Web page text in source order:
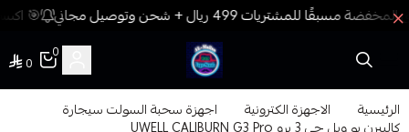
🎯
فيب المدينة
0
0
الرئيسية الاجهزة الكترونية اجهزة سحبة السولت سيجارة